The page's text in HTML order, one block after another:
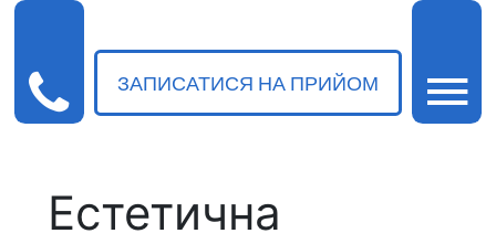
ЗАПИСАТИСЯ НА ПРИЙОМ
Естетична